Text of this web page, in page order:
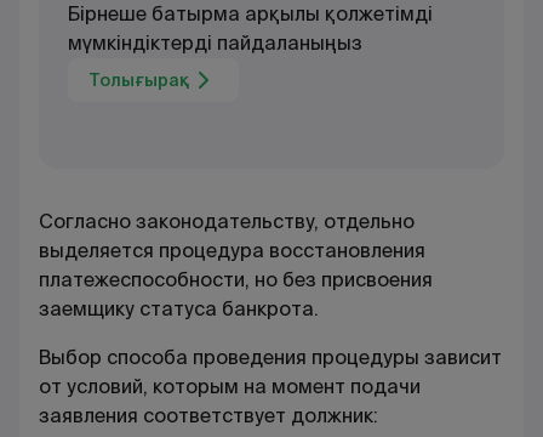
Бірнеше батырма арқылы қолжетімді
мүмкіндіктерді пайдаланыңыз
Толығырақ
Согласно законодательству, отдельно
выделяется процедура восстановления
платежеспособности, но без присвоения
заемщику статуса банкрота.
Выбор способа проведения процедуры зависит
от условий, которым на момент подачи
заявления соответствует должник: